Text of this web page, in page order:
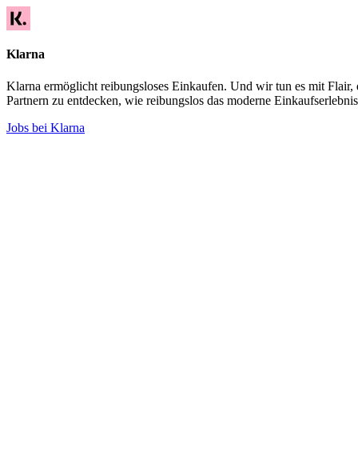
Klarna
Klarna ermöglicht reibungsloses Einkaufen. Und wir tun es mit
Partnern zu entdecken, wie reibungslos das moderne
Jobs bei Klarna